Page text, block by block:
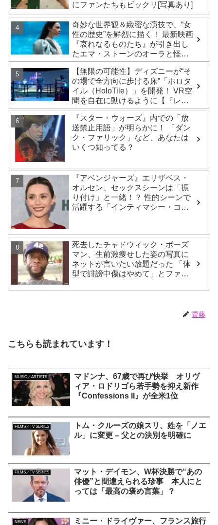
にファンたちもビックリ[写真あり]
奇妙な世界観＆緻密な演技で、“女
性の歴史”を鮮烈に描く！ 最新映画
『哀れなるものたち』が引き出し
たエマ・ストーンのオーラと怪
演、そして緻密すぎる演技力！ こ
れは女性の“自由意志”の物語［レビ
ュー＆解説］
【無限の可能性】ディズニーが“そ
の場で全方向に歩ける床”「ホロタ
イル（HoloTile）」を開発！ VR空
間を自在に動けるように【『レデ
ィプレ』実現への大きな一歩？】
『スター・ウォーズ』内での「放
送禁止用語」が明らかに！ 「ダン
ク・ファリック」など、あなたは
いくつ知ってる？
『アベンジャーズ』エリザベス・
オルセン、セックスシーンは「振
り付け」と一緒！？ 性的シーンで
活躍する「インティマシー・コー
死去したチャドウィック・ボーズ
マン、生前激痩せした姿の写真に
ネットが言いたい放題だった 「体
型で誹謗中傷はやめて」とファン
齋藤
こちらも読まれています！
MUSIC／ARTISTS
マドンナ、67歳で再び快挙 オリヴ
ィア・ロドリゴら若手勢を抑え新作
『Confessions II』が全米1位
FILMS／TV SERIES
トム・クルーズの娘スリ、姓を「ノエ
ル」に変更 – 父との決別を明確に
FILMS／TV SERIES
マット・デイモン、W杯決勝で“あの
俳優”と間違えられる珍事 本人にと
っては「最高の褒め言葉」？
NEWS ミニー・ドライヴァー、フランス旅行